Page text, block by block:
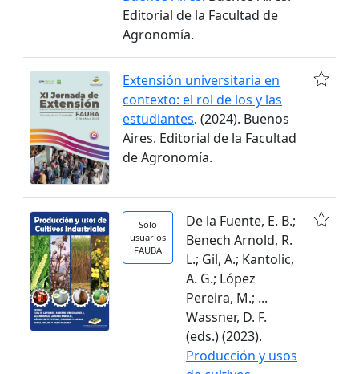
Editorial de la Facultad de
Agronomía.
Extensión universitaria en
contexto: el rol de los y las
estudiantes. (2024). Buenos
Aires. Editorial de la Facultad
de Agronomía.
Solo
usuarios
FAUBA
De la Fuente, E. B.;
Benech Arnold, R.
L.; Gil, A.; Kantolic,
A. G.; López
Pereira, M.; ...
Wassner, D. F.
(eds.) (2023).
Producción y usos